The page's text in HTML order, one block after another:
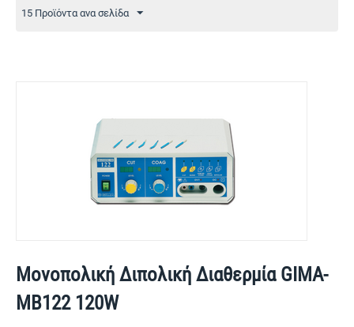
15 Προϊόντα ανα σελίδα
Μονοπολική Διπολική Διαθερμία GIMA-
ΜΒ122 120W